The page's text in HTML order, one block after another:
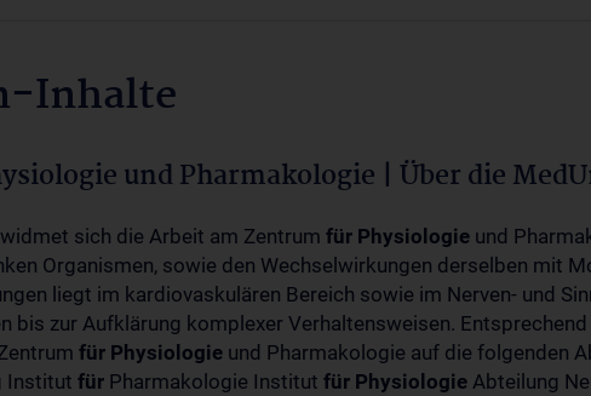
Inhalte
und Pharmakologie | Über die
sich die Arbeit am Zentrum für Physiologie und
Organismen, sowie den Wechselwirkungen derselben mit
liegt im kardiovaskulären Bereich sowie im Nerven- und
bis zur Aufklärung komplexer Verhaltensweisen.
für Physiologie und Pharmakologie auf die folgenden
Institut für Pharmakologie Institut für Physiologie Abteilung